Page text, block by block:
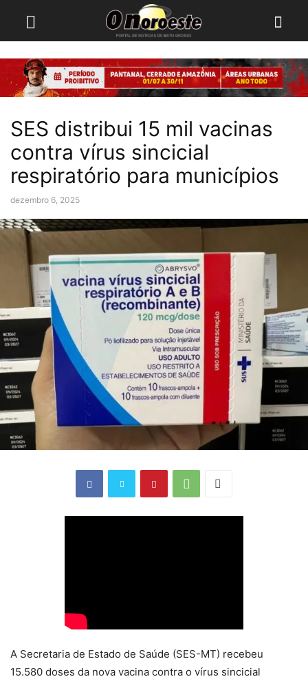
SES distribui 15 mil vacinas
contra vírus sincicial
respiratório para municípios
dezembro 6, 2025
A Secretaria de Estado de Saúde (SES-MT) recebeu
15.580 doses da nova vacina contra o vírus sincicial